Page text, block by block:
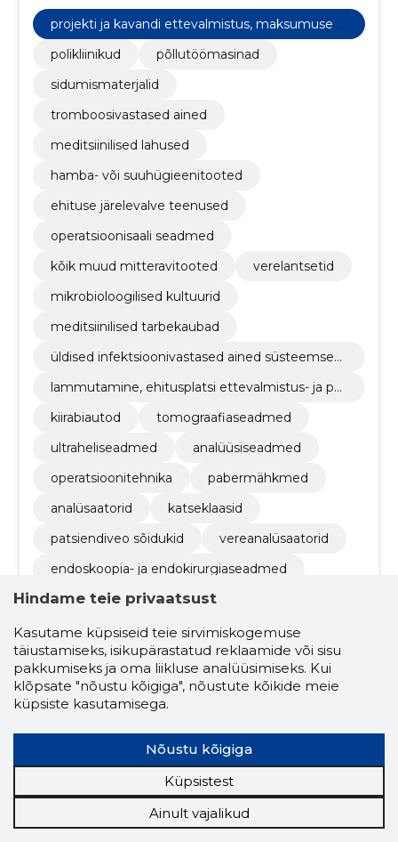
projekti ja kavandi ettevalmistus, maksumuse hi
ndamine
polikliinikud
põllutöömasinad
sidumismaterjalid
tromboosivastased ained
meditsiinilised lahused
hamba- või suuhügieenitooted
ehituse järelevalve teenused
operatsioonisaali seadmed
kõik muud mitteravitooted
verelantsetid
mikrobioloogilised kultuurid
meditsiinilised tarbekaubad
üldised infektsioonivastased ained süsteemseks
lammutamine, ehitusplatsi ettevalmistus- ja pu
kiirabiautod
tomograafiaseadmed
ultraheliseadmed
analüüsiseadmed
operatsioonitehnika
pabermähkmed
analüsaatorid
katseklaasid
patsiendiveo sõidukid
vereanalüsaatorid
endoskoopia- ja endokirurgiaseadmed
ehitiste või nende osade ehitustööd ja tsiviilehit
meditsiiniseadmete remondi- ja hooldusteenus
ed
vereasendajad ja perfusioonilahused
kardiovaskulaarsüsteemi ravimid
Hindame teie privaatsust
Kasutame küpsiseid teie sirvimiskogemuse
täiustamiseks, isikupärastatud reklaamide või sisu
pakkumiseks ja oma liikluse analüüsimiseks. Kui
klõpsate "nõustu kõigiga", nõustute kõikide meie
küpsiste kasutamisega.
Nõustu kõigiga
Küpsistest
Ainult vajalikud